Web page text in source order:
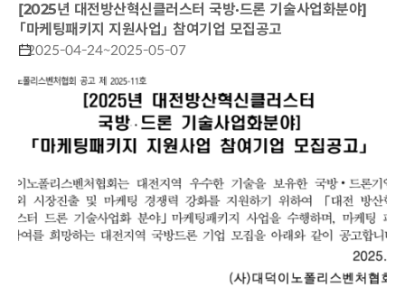
[2025년 대전방산혁신클러스터 국방·드론 기술사업화분야]
「마케팅패키지 지원사업」 참여기업 모집공고
2025-04-24~2025-05-07